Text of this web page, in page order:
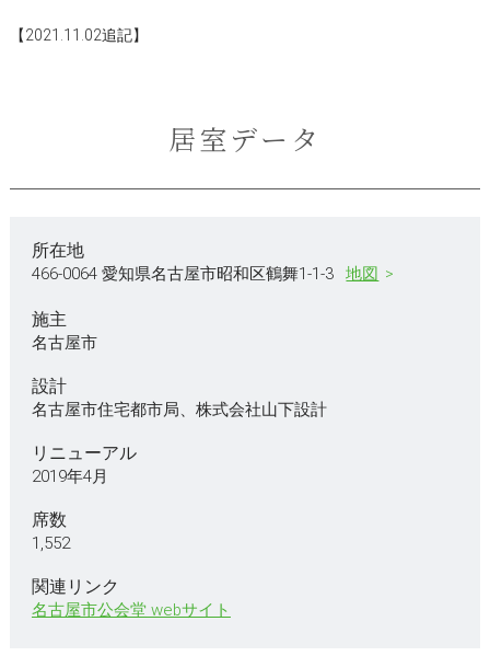
【2021.11.02追記】
居室データ
所在地
466-0064 愛知県名古屋市昭和区鶴舞1-1-3 地図
施主
名古屋市
設計
名古屋市住宅都市局、株式会社山下設計
リニューアル
2019年4月
席数
1,552
関連リンク
名古屋市公会堂 webサイト